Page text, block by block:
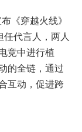
《穿越火线》
代言人，两人
竞中进行植
的全链，通过
互动，促进跨